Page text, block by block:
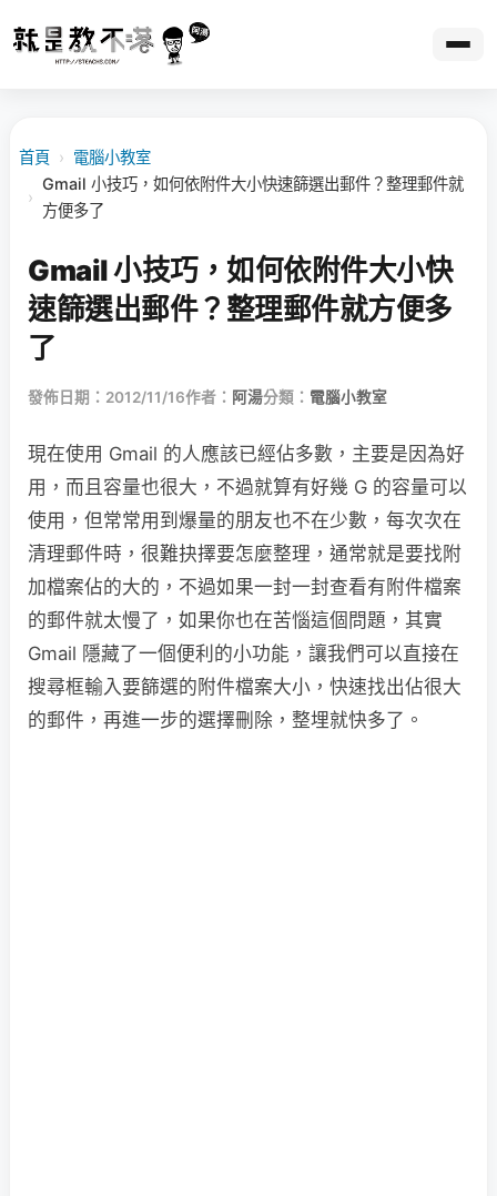
首頁 › 電腦小教室
›
Gmail 小技巧，如何依附件大小快速篩選出郵件？整理郵件就
方便多了
Gmail 小技巧，如何依附件大小快
速篩選出郵件？整理郵件就方便多
了
發佈日期：2012/11/16作者： 阿湯分類： 電腦小教室
現在使用 Gmail 的人應該已經佔多數，主要是因為好
用，而且容量也很大，不過就算有好幾 G 的容量可以
使用，但常常用到爆量的朋友也不在少數，每次次在
清理郵件時，很難抉擇要怎麼整理，通常就是要找附
加檔案佔的大的，不過如果一封一封查看有附件檔案
的郵件就太慢了，如果你也在苦惱這個問題，其實
Gmail 隱藏了一個便利的小功能，讓我們可以直接在
搜尋框輸入要篩選的附件檔案大小，快速找出佔很大
的郵件，再進一步的選擇刪除，整埋就快多了。